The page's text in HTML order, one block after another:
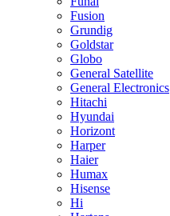
Fusion
Grundig
Goldstar
Globo
General Satellite
General Electronics
Hitachi
Hyundai
Horizont
Harper
Haier
Humax
Hisense
Hi